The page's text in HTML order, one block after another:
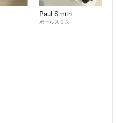
Paul Smith
ポールスミス